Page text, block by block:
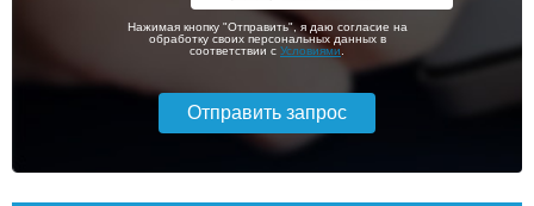
Нажимая кнопку "Отправить", я даю согласие на
обработку своих персональных данных в
соответствии с Условиями